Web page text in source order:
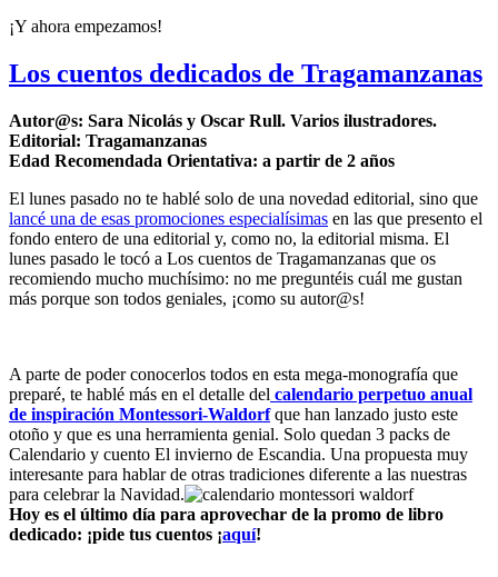
¡Y ahora empezamos!
Los cuentos dedicados de Tragamanzanas
Autor@s: Sara Nicolás y Oscar Rull. Varios ilustradores.
Editorial: Tragamanzanas
Edad Recomendada Orientativa: a partir de 2 años
El lunes pasado no te hablé solo de una novedad editorial, sino que
lancé una de esas promociones especialísimas en las que presento el
fondo entero de una editorial y, como no, la editorial misma. El
lunes pasado le tocó a Los cuentos de Tragamanzanas que os
recomiendo mucho muchísimo: no me preguntéis cuál me gustan
más porque son todos geniales, ¡como su autor@s!
A parte de poder conocerlos todos en esta mega-monografía que
preparé, te hablé más en el detalle del calendario perpetuo anual
de inspiración Montessori-Waldorfque han lanzado justo este
otoño y que es una herramienta genial. Solo quedan 3 packs de
Calendario y cuento El invierno de Escandia. Una propuesta muy
interesante para hablar de otras tradiciones diferente a las nuestras
para celebrar la Navidad.
Hoy es el último día para aprovechar de la promo de libro
dedicado: ¡pide tus cuentos ¡aquí!